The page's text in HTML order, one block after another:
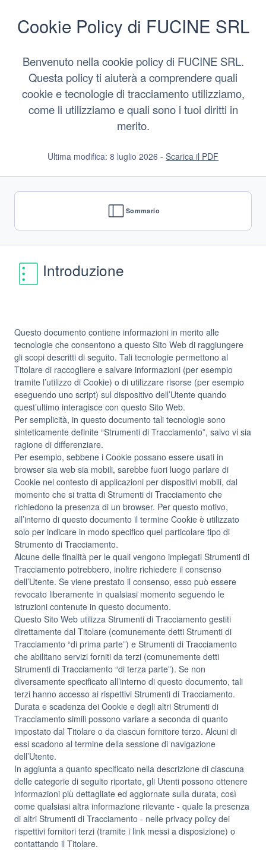
contenutoCookie Policy di FUCINE SRL
Benvenuto nella cookie policy di FUCINE SRL.
Questa policy ti aiuterà a comprendere quali
cookie e tecnologie di tracciamento utilizziamo,
come li utilizziamo e quali sono i tuoi diritti in
merito.
Ultima modifica: 8 luglio 2026 - Scarica il PDF
Sommario
Introduzione
Questo documento contiene informazioni in merito alle
tecnologie che consentono a questo Sito Web di raggiungere
gli scopi descritti di seguito. Tali tecnologie permettono al
Titolare di raccogliere e salvare informazioni (per esempio
tramite l’utilizzo di Cookie) o di utilizzare risorse (per esempio
eseguendo uno script) sul dispositivo dell’Utente quando
quest’ultimo interagisce con questo Sito Web.
Per semplicità, in questo documento tali tecnologie sono
sinteticamente definite “Strumenti di Tracciamento”, salvo vi sia
ragione di differenziare.
Per esempio, sebbene i Cookie possano essere usati in
browser sia web sia mobili, sarebbe fuori luogo parlare di
Cookie nel contesto di applicazioni per dispositivi mobili, dal
momento che si tratta di Strumenti di Tracciamento che
richiedono la presenza di un browser. Per questo motivo,
all’interno di questo documento il termine Cookie è utilizzato
solo per indicare in modo specifico quel particolare tipo di
Strumento di Tracciamento.
Alcune delle finalità per le quali vengono impiegati Strumenti di
Tracciamento potrebbero, inoltre richiedere il consenso
dell’Utente. Se viene prestato il consenso, esso può essere
revocato liberamente in qualsiasi momento seguendo le
istruzioni contenute in questo documento.
Questo Sito Web utilizza Strumenti di Tracciamento gestiti
direttamente dal Titolare (comunemente detti Strumenti di
Tracciamento “di prima parte”) e Strumenti di Tracciamento
che abilitano servizi forniti da terzi (comunemente detti
Strumenti di Tracciamento “di terza parte”). Se non
diversamente specificato all’interno di questo documento, tali
terzi hanno accesso ai rispettivi Strumenti di Tracciamento.
Durata e scadenza dei Cookie e degli altri Strumenti di
Tracciamento simili possono variare a seconda di quanto
impostato dal Titolare o da ciascun fornitore terzo. Alcuni di
essi scadono al termine della sessione di navigazione
dell’Utente.
In aggiunta a quanto specificato nella descrizione di ciascuna
delle categorie di seguito riportate, gli Utenti possono ottenere
informazioni più dettagliate ed aggiornate sulla durata, così
come qualsiasi altra informazione rilevante - quale la presenza
di altri Strumenti di Tracciamento - nelle privacy policy dei
rispettivi fornitori terzi (tramite i link messi a disposizione) o
contattando il Titolare.